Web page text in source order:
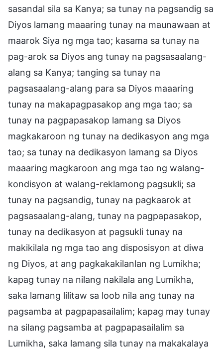
sasandal sila sa Kanya; sa tunay na pagsandig sa
Diyos lamang maaaring tunay na maunawaan at
maarok Siya ng mga tao; kasama sa tunay na
pag-arok sa Diyos ang tunay na pagsasaalang-
alang sa Kanya; tanging sa tunay na
pagsasaalang-alang para sa Diyos maaaring
tunay na makapagpasakop ang mga tao; sa
tunay na pagpapasakop lamang sa Diyos
magkakaroon ng tunay na dedikasyon ang mga
tao; sa tunay na dedikasyon lamang sa Diyos
maaaring magkaroon ang mga tao ng walang-
kondisyon at walang-reklamong pagsukli; sa
tunay na pagsandig, tunay na pagkaarok at
pagsasaalang-alang, tunay na pagpapasakop,
tunay na dedikasyon at pagsukli tunay na
makikilala ng mga tao ang disposisyon at diwa
ng Diyos, at ang pagkakakilanlan ng Lumikha;
kapag tunay na nilang nakilala ang Lumikha,
saka lamang lilitaw sa loob nila ang tunay na
pagsamba at pagpapasailalim; kapag may tunay
na silang pagsamba at pagpapasailalim sa
Lumikha, saka lamang sila tunay na makakalaya